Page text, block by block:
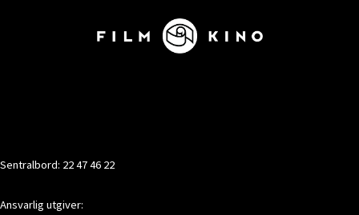
Sentralbord: 22 47 46 22
Ansvarlig utgiver: